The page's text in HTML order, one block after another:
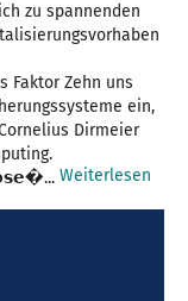
zu spannenden
Faktor Zehn uns
ein,
Dirmeier
Weiterlesen